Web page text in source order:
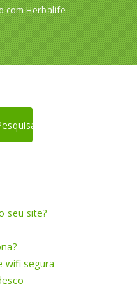
com Herbalife
seu site?
wifi segura